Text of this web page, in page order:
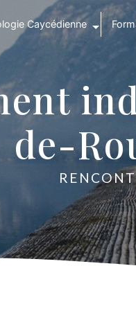
Caycédienne
de-